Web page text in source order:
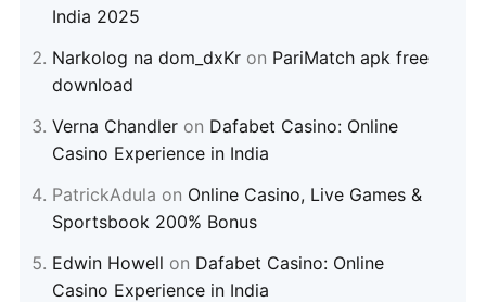
India 2025
Narkolog na dom_dxKr on PariMatch apk free
download
Verna Chandler on Dafabet Casino: Online
Casino Experience in India
PatrickAdula on Online Casino, Live Games &
Sportsbook 200% Bonus
Edwin Howell on Dafabet Casino: Online
Casino Experience in India